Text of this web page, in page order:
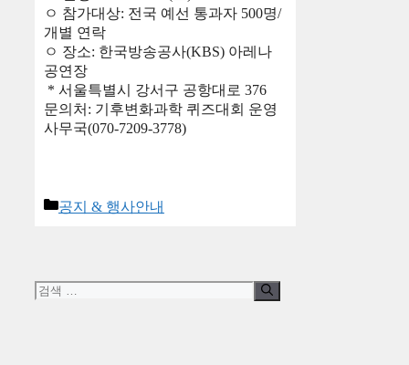
ㅇ 참가대상: 전국 예선 통과자 500명/
개별 연락
ㅇ 장소: 한국방송공사(KBS) 아레나
공연장
* 서울특별시 강서구 공항대로 376
문의처: 기후변화과학 퀴즈대회 운영
사무국(070-7209-3778)
카
공지 & 행사안내
검